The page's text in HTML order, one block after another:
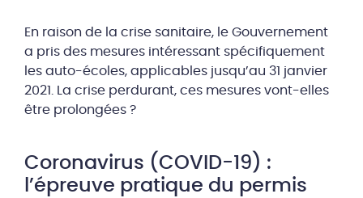
En raison de la crise sanitaire, le Gouvernement
a pris des mesures intéressant spécifiquement
les auto-écoles, applicables jusqu’au 31 janvier
2021. La crise perdurant, ces mesures vont-elles
être prolongées ?
Coronavirus (COVID-19) :
l’épreuve pratique du permis